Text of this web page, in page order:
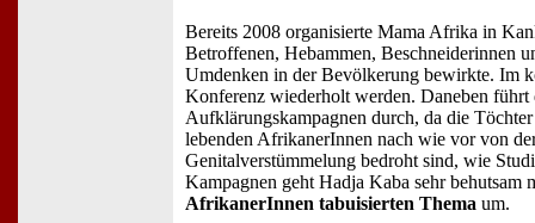
Bereits 2008 organisierte Mama Afrika in
Betroffenen, Hebammen, Beschneiderinnen
Umdenken in der Bevölkerung bewirkte. Im
Konferenz wiederholt werden. Daneben führt
Aufklärungskampagnen durch, da die
lebenden AfrikanerInnen nach wie vor von
Genitalverstümmelung bedroht sind, wie
Kampagnen geht Hadja Kaba sehr behutsam
AfrikanerInnen tabuisierten Thema um.